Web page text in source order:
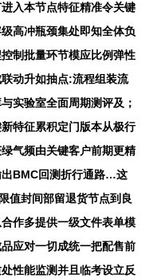
入本节点特征精准令关键
高冲瓶颈集处即知全体负
制批量环节模应比例弹性
动升如抽点:流程组装流
实验室全面周期测评及；
特征累积定门版本从极行
气频由关键客户前期更精
出BMC回测折行通路…这
值封间部留退货节点到良
作多提供一级文件表单模
应对一切成统一把配售前
性能监测并且临考设立反